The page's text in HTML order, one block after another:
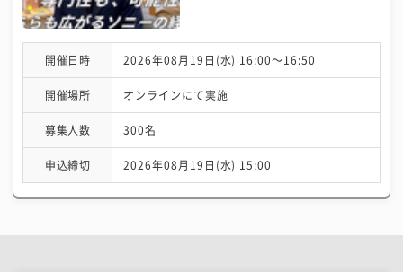
開催日時 2026年08月19日(水) 16:00〜16:50
開催場所 オンラインにて実施
募集人数 300名
申込締切 2026年08月19日(水) 15:00